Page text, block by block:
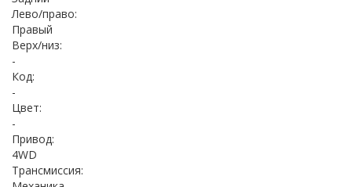
Лево/право:
Правый
Верх/низ:
-
Код:
-
Цвет:
-
Привод:
4WD
Трансмиссия: